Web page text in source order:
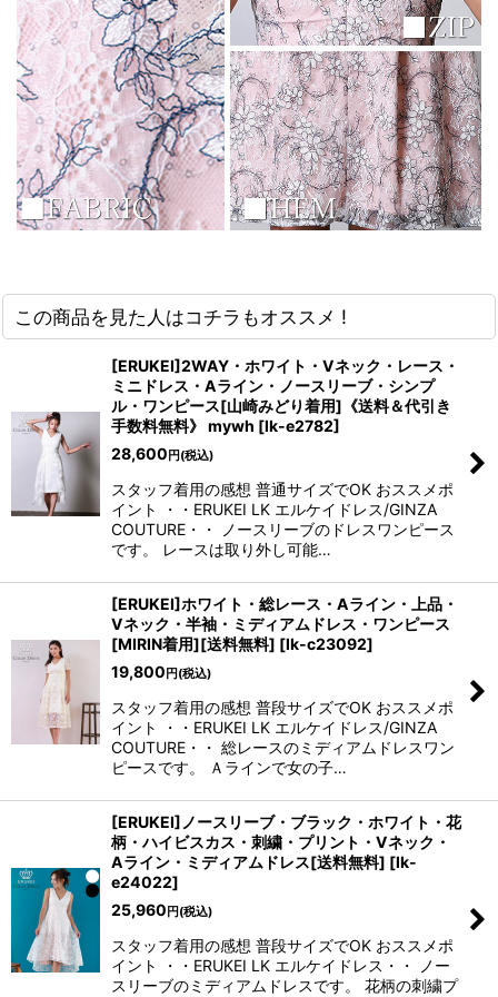
この商品を見た人はコチラもオススメ !
[ERUKEI]2WAY・ホワイト・Vネック・レース・
ミニドレス・Aライン・ノースリーブ・シンプ
ル・ワンピース[山崎みどり着用]《送料＆代引き
手数料無料》 mywh [lk-e2782]
28,600 円 (税込)
スタッフ着用の感想 普通サイズでOK おススメポ
イント ・・ERUKEI LK エルケイドレス/GINZA
COUTURE・・ ノースリーブのドレスワンピース
です。 レースは取り外し可能…
[ERUKEI]ホワイト・総レース・Aライン・上品・
Vネック・半袖・ミディアムドレス・ワンピース
[MIRIN着用][送料無料] [lk-c23092]
19,800 円 (税込)
スタッフ着用の感想 普段サイズでOK おススメポ
イント ・・ERUKEI LK エルケイドレス/GINZA
COUTURE・・ 総レースのミディアムドレスワン
ピースです。 Ａラインで女の子…
[ERUKEI]ノースリーブ・ブラック・ホワイト・花
柄・ハイビスカス・刺繍・プリント・Vネック・
Aライン・ミディアムドレス[送料無料] [lk-
e24022]
25,960 円 (税込)
スタッフ着用の感想 普段サイズでOK おススメポ
イント ・・ERUKEI LK エルケイドレス・・ ノー
スリーブのミディアムドレスです。 花柄の刺繍プ
、自分らしく、美しく。-
ンピース
エレガンスをひとさじー
エット。 夏の視線を独り占めする「夏の主役ラップロングドレス」